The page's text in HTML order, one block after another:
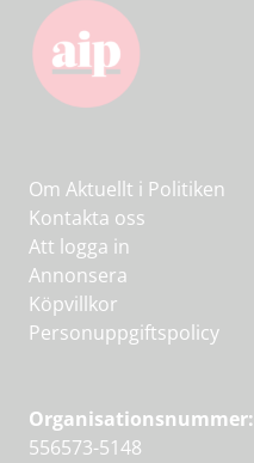
Om Aktuellt i Politiken
Kontakta oss
Att logga in
Annonsera
Köpvillkor
Personuppgiftspolicy
Organisationsnummer:
556573-5148